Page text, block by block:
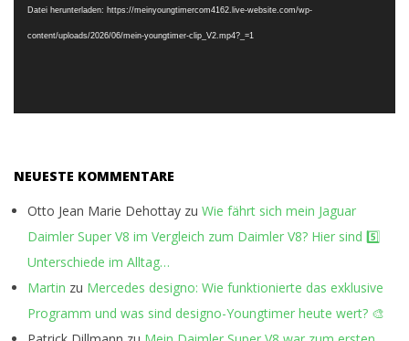
Datei herunterladen: https://meinyoungtimercom4162.live-website.com/wp-
content/uploads/2026/06/mein-youngtimer-clip_V2.mp4?_=1
NEUESTE KOMMENTARE
Otto Jean Marie Dehottay zu Wie fährt sich mein Jaguar
Daimler Super V8 im Vergleich zum Daimler V8? Hier sind 5️⃣
Unterschiede im Alltag…
Martin zu Mercedes designo: Wie funktionierte das exklusive
Programm und was sind designo-Youngtimer heute wert? 🎨